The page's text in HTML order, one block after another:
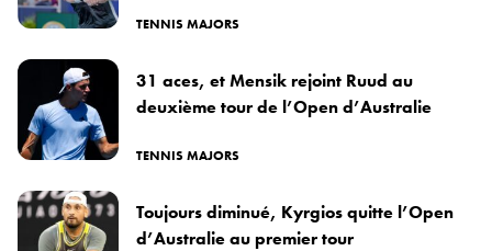
TENNIS MAJORS
31 aces, et Mensik rejoint Ruud au
deuxième tour de l’Open d’Australie
TENNIS MAJORS
Toujours diminué, Kyrgios quitte l’Open
d’Australie au premier tour